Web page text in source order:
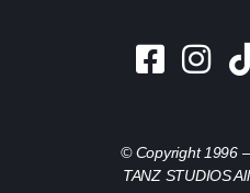
© Copyright 1996
TANZ STUDIOS